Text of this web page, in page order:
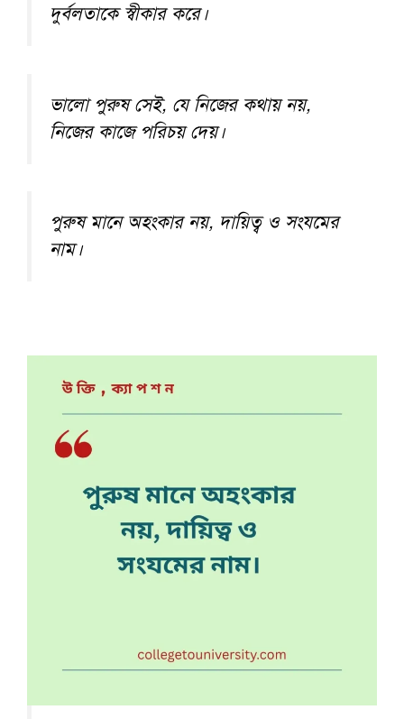
দুর্বলতাকে স্বীকার করে।
ভালো পুরুষ সেই, যে নিজের কথায় নয়,
নিজের কাজে পরিচয় দেয়।
পুরুষ মানে অহংকার নয়, দায়িত্ব ও সংযমের
নাম।